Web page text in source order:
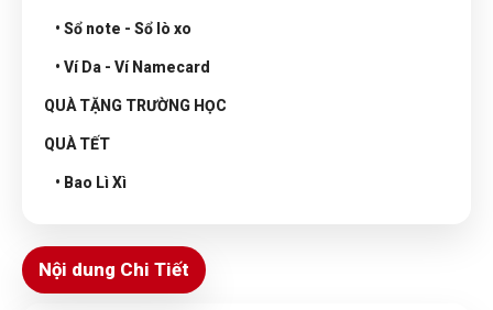
• Sổ note - Sổ lò xo
• Ví Da - Ví Namecard
QUÀ TẶNG TRƯỜNG HỌC
QUÀ TẾT
• Bao Lì Xì
Nội dung Chi Tiết